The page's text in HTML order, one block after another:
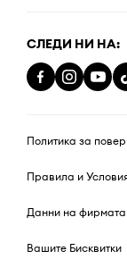
СЛЕДИ НИ НА:
Политика за
Правила и
Данни на фирмата
Вашите Бисквитки